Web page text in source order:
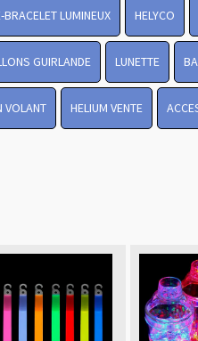
BRACELET LUMINEUX HELYCO
GUIRLANDE LUNETTE
VOLANT HELIUM VENTE